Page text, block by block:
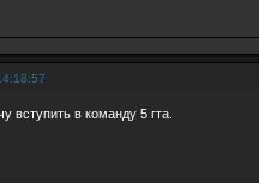
вступить в команду 5 гта.